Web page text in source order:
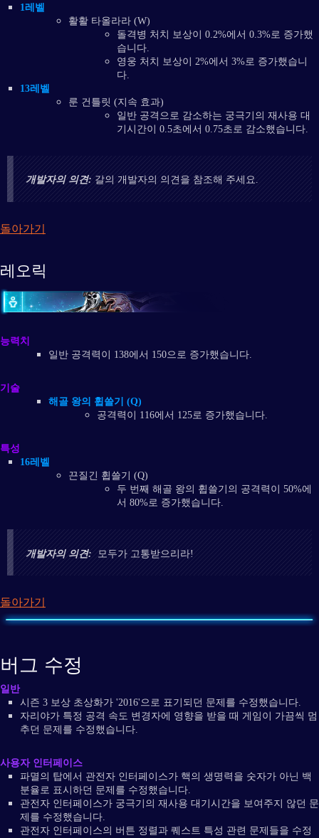
1레벨
활활 타올라라 (W)
돌격병 처치 보상이 0.2%에서 0.3%로 증가했
습니다.
영웅 처치 보상이 2%에서 3%로 증가했습니
다.
13레벨
룬 건틀릿 (지속 효과)
일반 공격으로 감소하는 궁극기의 재사용 대
기시간이 0.5초에서 0.75초로 감소했습니다.
개발자의 의견: 갈의 개발자의 의견을 참조해 주세요.
돌아가기
레오릭
능력치
일반 공격력이 138에서 150으로 증가했습니다.
기술
해골 왕의 휩쓸기 (Q)
공격력이 116에서 125로 증가했습니다.
특성
16레벨
끈질긴 휩쓸기 (Q)
두 번째 해골 왕의 휩쓸기의 공격력이 50%에
서 80%로 증가했습니다.
개발자의 의견: 모두가 고통받으리라!
돌아가기
버그 수정
일반
시즌 3 보상 초상화가 '2016'으로 표기되던 문제를 수정했습니다.
자리야가 특정 공격 속도 변경자에 영향을 받을 때 게임이 가끔씩 멈
추던 문제를 수정했습니다.
사용자 인터페이스
파멸의 탑에서 관전자 인터페이스가 핵의 생명력을 숫자가 아닌 백
분율로 표시하던 문제를 수정했습니다.
관전자 인터페이스가 궁극기의 재사용 대기시간을 보여주지 않던 문
제를 수정했습니다.
관전자 인터페이스의 버튼 정렬과 퀘스트 특성 관련 문제들을 수정